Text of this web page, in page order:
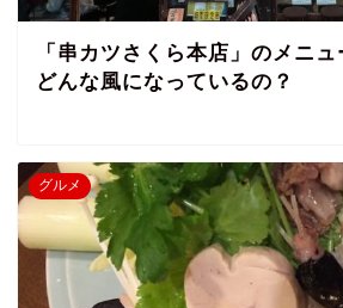
「串カツさくら本店」のメニ
どんな風になっているの？
グルメ